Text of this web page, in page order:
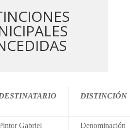
DISTINCIÓN
Gabriel
Denominación